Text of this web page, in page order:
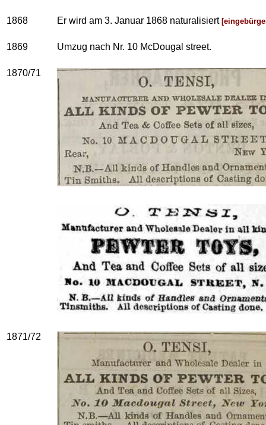
1868 Er wird am 3. Januar 1868 naturalisiert
1869 Umzug nach Nr. 10 McDougal street.
1870/71
1871/72